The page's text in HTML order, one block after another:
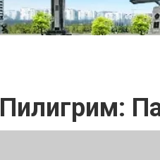
Пилигрим: